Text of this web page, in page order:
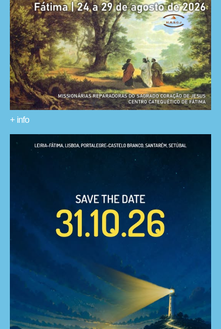
+ info